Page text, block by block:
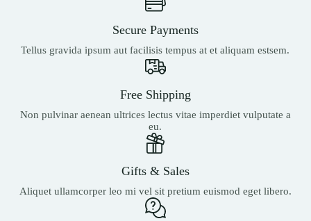
Secure Payments
Tellus gravida ipsum aut facilisis tempus at et aliquam estsem.
Free Shipping
Non pulvinar aenean ultrices lectus vitae imperdiet vulputate a
eu.
Gifts & Sales
Aliquet ullamcorper leo mi vel sit pretium euismod eget libero.